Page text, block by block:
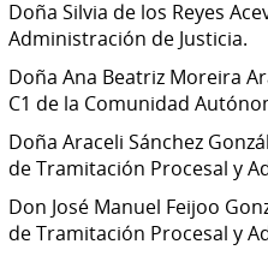
Doña Silvia de los Reyes
Administración de Justicia.
Doña Ana Beatriz Moreira
C1 de la Comunidad
Doña Araceli Sánchez
de Tramitación Procesal y
Don José Manuel Feijoo
de Tramitación Procesal y